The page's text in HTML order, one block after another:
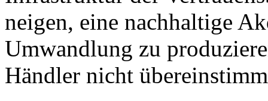
neigen, eine nachhaltige
Umwandlung zu
Händler nicht